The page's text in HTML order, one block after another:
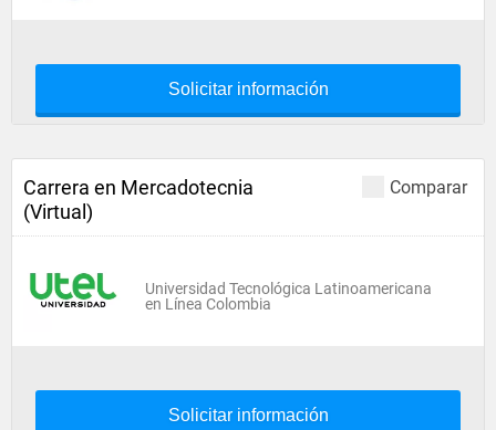
Solicitar información
Comparar
Carrera en Mercadotecnia
(Virtual)
Universidad Tecnológica Latinoamericana
en Línea Colombia
Solicitar información